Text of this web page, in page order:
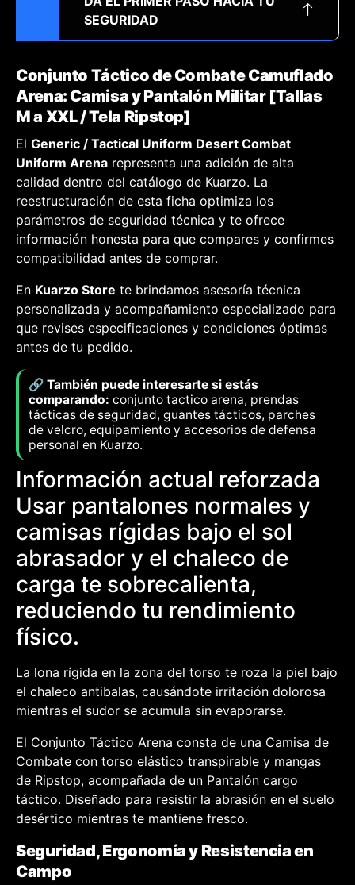
SEGURIDAD
Conjunto Táctico de Combate Camuflado
Arena: Camisa y Pantalón Militar [Tallas
M a XXL / Tela Ripstop]
El Generic / Tactical Uniform Desert Combat
Uniform Arena representa una adición de alta
calidad dentro del catálogo de Kuarzo. La
reestructuración de esta ficha optimiza los
parámetros de seguridad técnica y te ofrece
información honesta para que compares y confirmes
compatibilidad antes de comprar.
En Kuarzo Store te brindamos asesoría técnica
personalizada y acompañamiento especializado para
que revises especificaciones y condiciones óptimas
antes de tu pedido.
🔗 También puede interesarte si estás
comparando: conjunto tactico arena, prendas
tácticas de seguridad, guantes tácticos, parches
de velcro, equipamiento y accesorios de defensa
personal en Kuarzo.
Información actual reforzada
Usar pantalones normales y
camisas rígidas bajo el sol
abrasador y el chaleco de
carga te sobrecalienta,
reduciendo tu rendimiento
físico.
La lona rígida en la zona del torso te roza la piel bajo
el chaleco antibalas, causándote irritación dolorosa
mientras el sudor se acumula sin evaporarse.
El Conjunto Táctico Arena consta de una Camisa de
Combate con torso elástico transpirable y mangas
de Ripstop, acompañada de un Pantalón cargo
táctico. Diseñado para resistir la abrasión en el suelo
desértico mientras te mantiene fresco.
Seguridad, Ergonomía y Resistencia en
Campo